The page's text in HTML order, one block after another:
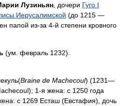
Лузиньян , дочери Гуго I
Иерусалимской (до 1215 —
папой из-за 4-й степени кровного
(ум. февраль 1232).
Braine de Machecoul) (1231—
1-я жена: с 1250 года
с 1269 Есташ (Евстафия), дочь